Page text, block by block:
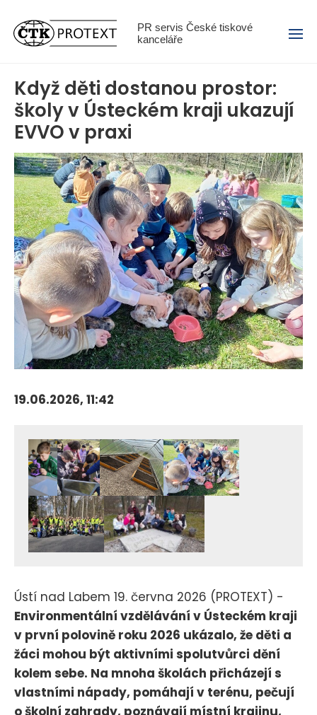
PR servis České tiskové
kanceláře
Menu
Když děti dostanou prostor:
školy v Ústeckém kraji ukazují
EVVO v praxi
19.06.2026, 11:42
Ústí nad Labem 19. června 2026 (PROTEXT) -
Environmentální vzdělávání v Ústeckém kraji
v první polovině roku 2026 ukázalo, že děti a
žáci mohou být aktivními spolutvůrci dění
kolem sebe. Na mnoha školách přicházejí s
vlastními nápady, pomáhají v terénu, pečují
o školní zahrady, poznávají místní krajinu,